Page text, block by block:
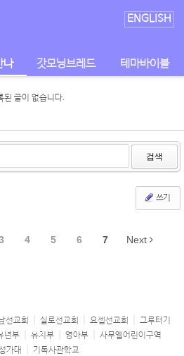
ENGLISH
나 갓모닝브레드 테마바이블
된 글이 없습니다.
검색
쓰기
4 5 6 7 Next
선교회 실로선교회 요셉선교회
그루터기
년부 유치부 영아부
사무엘어린이구역
가대
기독사관학교